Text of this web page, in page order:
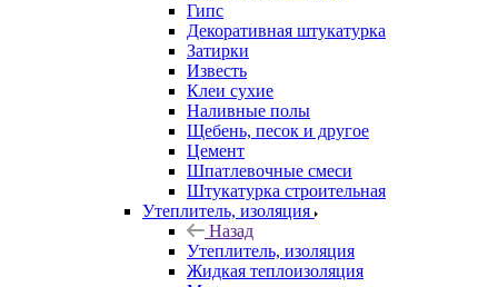
Гипс
Декоративная штукатурка
Затирки
Известь
Клеи сухие
Наливные полы
Щебень, песок и другое
Цемент
Шпатлевочные смеси
Штукатурка строительная
Утеплитель, изоляция
Назад
Утеплитель, изоляция
Жидкая теплоизоляция